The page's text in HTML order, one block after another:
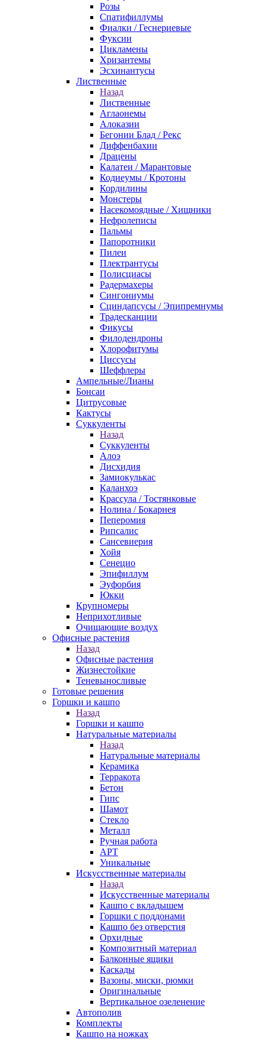
Розы
Спатифиллумы
Фиалки / Геснериевые
Фуксии
Цикламены
Хризантемы
Эсхинантусы
Лиственные
Назад
Лиственные
Аглаонемы
Алоказии
Бегонии Блад / Рекс
Диффенбахии
Драцены
Калатеи / Марантовые
Кодиеумы / Кротоны
Кордилины
Монстеры
Насекомоядные / Хищники
Нефролеписы
Пальмы
Папоротники
Пилеи
Плектрантусы
Полисциасы
Радермахеры
Сингониумы
Сциндапсусы / Эпипремнумы
Традесканции
Фикусы
Филодендроны
Хлорофитумы
Циссусы
Шеффлеры
Ампельные/Лианы
Бонсаи
Цитрусовые
Кактусы
Суккуленты
Назад
Суккуленты
Алоэ
Дисхидия
Замиокулькас
Каланхоэ
Крассула / Тостянковые
Нолина / Бокарнея
Пеперомия
Рипсалис
Сансевиерия
Хойя
Сенецио
Эпифиллум
Эуфорбия
Юкки
Крупномеры
Неприхотливые
Очищающие воздух
Офисные растения
Назад
Офисные растения
Жизнестойкие
Теневыносливые
Готовые решения
Горшки и кашпо
Назад
Горшки и кашпо
Натуральные материалы
Назад
Натуральные материалы
Керамика
Терракота
Бетон
Гипс
Шамот
Стекло
Металл
Ручная работа
АРТ
Уникальные
Искусственные материалы
Назад
Искусственные материалы
Кашпо с вкладышем
Горшки с поддонами
Кашпо без отверстия
Орхидные
Композитный материал
Балконные ящики
Каскады
Вазоны, миски, рюмки
Оригинальные
Вертикальное озеленение
Автополив
Комплекты
Кашпо на ножках